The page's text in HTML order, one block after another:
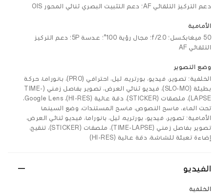
دعم التركيز التلقائي AF؛ دعم التثبيت البصري ثنائي المحور OIS
الأمامية
50 ميغابكسل؛ f/2.0؛ مجال رؤية 100°؛ عدسة 5P؛ دعم التركيز
التلقائي AF
وضع التصوير
الخلفية: تصوير، فيديو، بورتريه، ليل، احترافي (PRO)، بانوراما، حركة
بطيئة (SLO-MO)، فيديو ثنائي العرض، تصوير بفاصل زمني (TIME-
LAPSE)، ملصقات (STICKER)، دقة عالية (HI-RES)، Google Lens،
تحت الماء، ماسح النصوص، ماسح المستندات، وضع السينما
الأمامية: تصوير، فيديو، بورتريه، ليل، بانوراما، فيديو ثنائي العرض،
تصوير بفاصل زمني (TIME-LAPSE)، ملصقات (STICKER)، تنقيح،
إضاءة تعبئة للشاشة، دقة عالية (HI-RES)
الفيديو
الخلفية